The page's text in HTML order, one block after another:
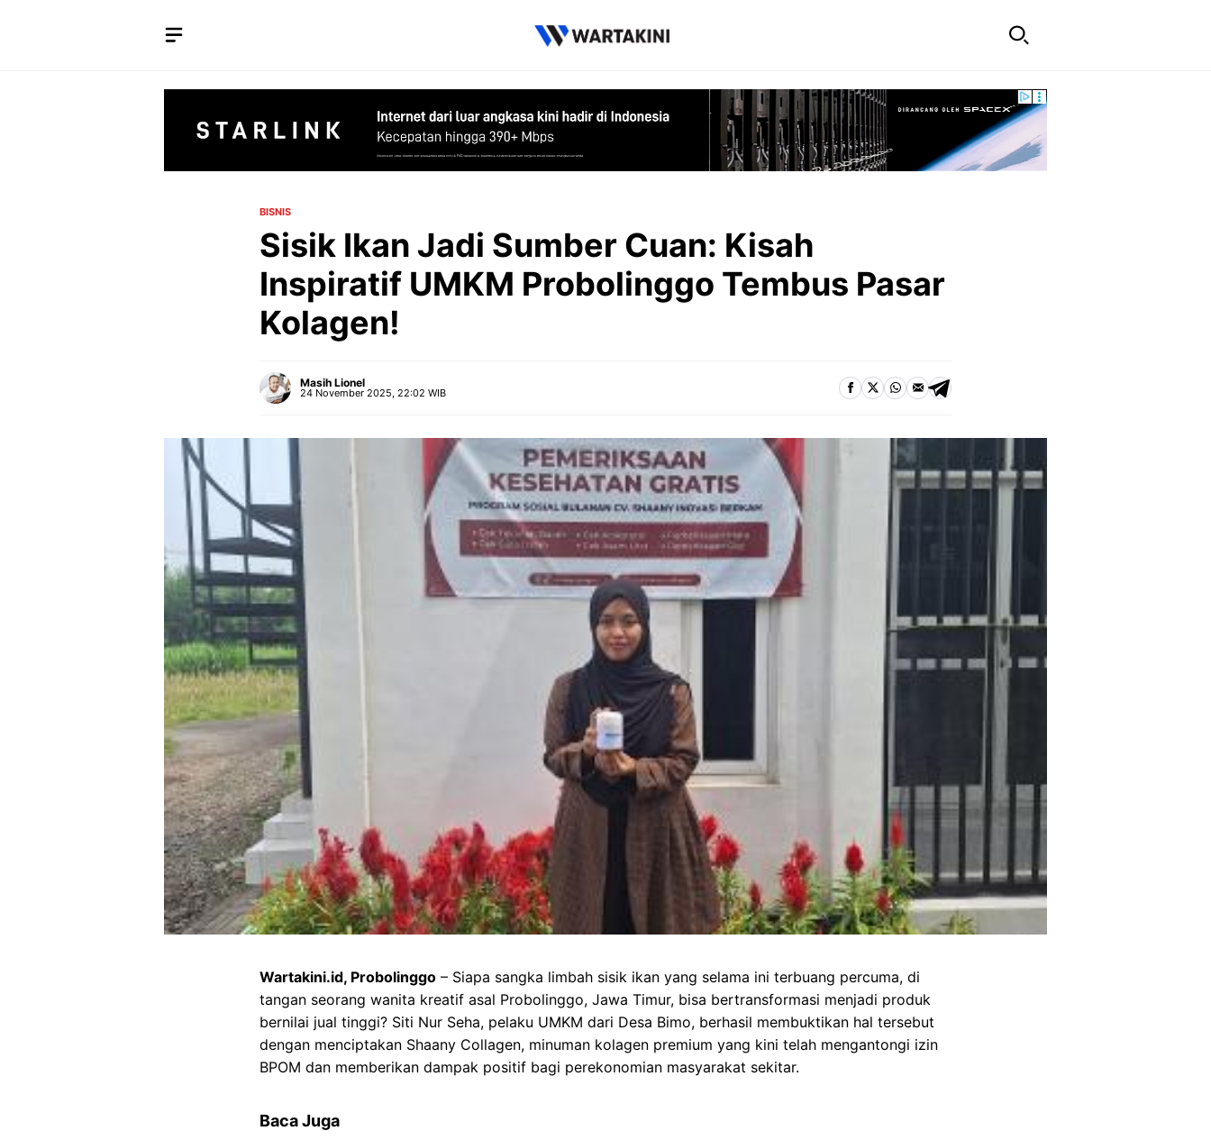
BISNIS
Sisik Ikan Jadi Sumber Cuan: Kisah
Inspiratif UMKM Probolinggo Tembus Pasar
Kolagen!
Masih Lionel
24 November 2025, 22:02 WIB
Wartakini.id, Probolinggo – Siapa sangka limbah sisik ikan yang selama ini terbuang percuma, di
tangan seorang wanita kreatif asal Probolinggo, Jawa Timur, bisa bertransformasi menjadi produk
bernilai jual tinggi? Siti Nur Seha, pelaku UMKM dari Desa Bimo, berhasil membuktikan hal tersebut
dengan menciptakan Shaany Collagen, minuman kolagen premium yang kini telah mengantongi izin
BPOM dan memberikan dampak positif bagi perekonomian masyarakat sekitar.
Baca Juga